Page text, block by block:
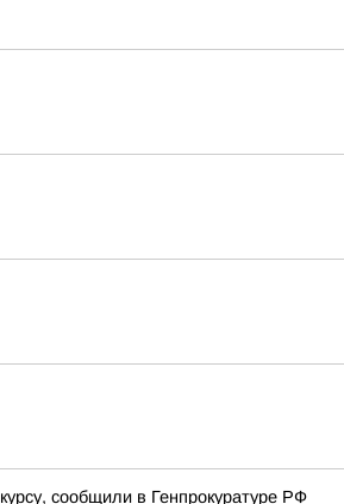
сообщили в Генпрокуратуре РФ